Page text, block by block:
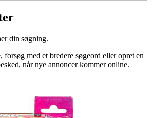
Ponydin søgning.
med et bredere søgeord eller opret en
når nye annoncer kommer online.